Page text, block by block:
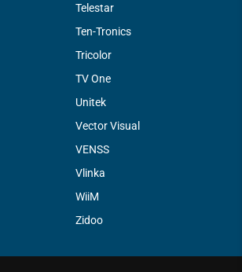
Telestar
Ten-Tronics
Tricolor
TV One
Unitek
Vector Visual
VENSS
Vlinka
WiiM
Zidoo